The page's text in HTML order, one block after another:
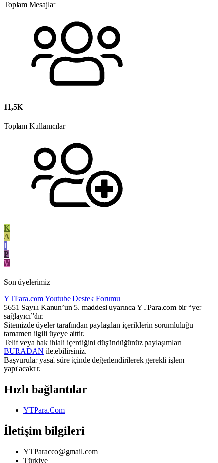
Toplam Mesajlar
11,5K
Toplam Kullanıcılar
K
A
I
P
V
Son üyelerimiz
YTPara.comYoutube Destek Forumu
5651 Sayılı Kanun’un 5. maddesi uyarınca YTPara.com bir “yer
sağlayıcı”dır.
Sitemizde üyeler tarafından paylaşılan içeriklerin sorumluluğu
tamamen ilgili üyeye aittir.
Telif veya hak ihlali içerdiğini düşündüğünüz paylaşımları
BURADAN iletebilirsiniz.
Başvurular yasal süre içinde değerlendirilerek gerekli işlem
yapılacaktır.
Hızlı bağlantılar
YTPara.Com
İletişim bilgileri
YTParaceo@gmail.com
Türkiye